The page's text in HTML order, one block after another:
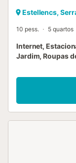
Estellencs,
10 pess. 5 quartos
Internet,
Jardim, Roupas